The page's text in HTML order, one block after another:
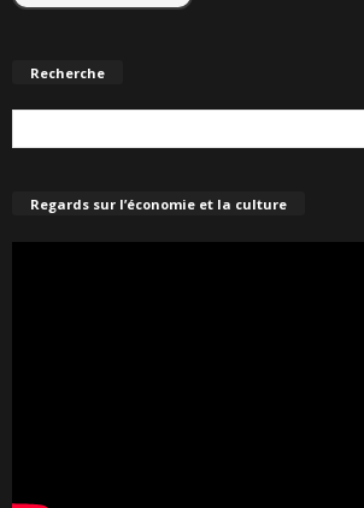
Recherche
Regards sur l’économie et la culture